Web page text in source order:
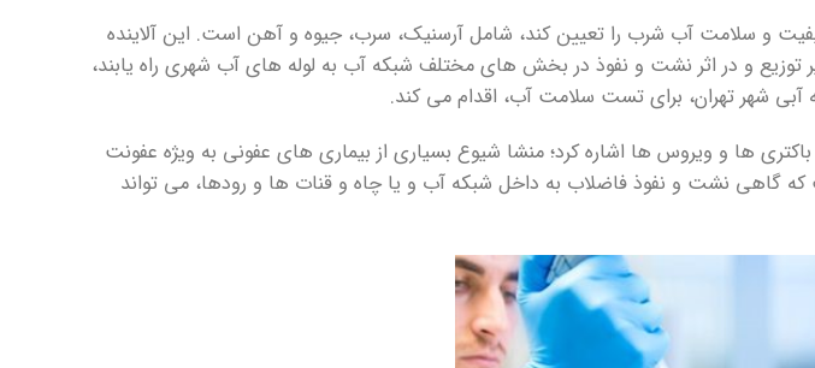
و سلامت آب شرب را تعیین کند، شامل آرسنیک، سرب، جیوه و آهن است. این آلاینده
توزیع و در اثر نشت و نفوذ در بخش های مختلف شبکه آب به لوله های آب شهری راه یابند،
شهر تهران، برای تست سلامت آب، اقدام می کند.
ها و ویروس ها اشاره کرد؛ منشا شیوع بسیاری از بیماری های عفونی به ویژه عفونت
گاهی نشت و نفوذ فاضلاب به داخل شبکه آب و یا چاه و قنات ها و رودها، می تواند